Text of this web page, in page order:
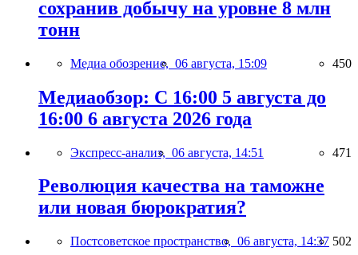
сохранив добычу на уровне 8 млн
тонн
Медиа обозрение, 06 августа, 15:09 450
Медиаобзор: С 16:00 5 августа до
16:00 6 августа 2026 года
Экспресс-анализ, 06 августа, 14:51 471
Революция качества на таможне
или новая бюрократия?
Постсоветское пространство, 06 августа, 14:37 502